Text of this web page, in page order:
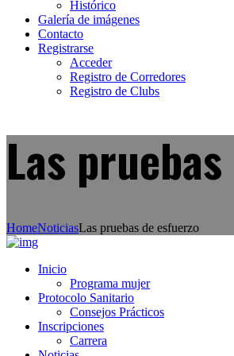
Histórico
Galería de imágenes
Contacto
Registrarse
Acceder
Registro de Corredores
Registro de Clubs
Las
HomeNoticiasLas pruebas de esfuerzo
Inicio
Programa mujer
Protocolo Sanitario
Consejos Prácticos
Inscripciones
Carrera